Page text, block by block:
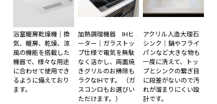
浴室暖房乾燥機｜換
気、暖房、乾燥、涼
風の機能を搭載した
機器で、様々な用途
に合わせて使用でき
るように備えており
ます。
加熱調理機器 IHヒ
ーター｜ガラストッ
プ仕様で電気を無駄
なく活かし、両面焼
きグリルのお掃除も
ラクなIHです。 （ガ
スコンロもお選びい
ただけます。）
アクリル人造大理石
シンク｜鍋やフライ
パンなど大きな物も
一度に洗えて、トッ
プとシンクの繋ぎ目
に段差がないので汚
れが溜まりにくい設
計です。